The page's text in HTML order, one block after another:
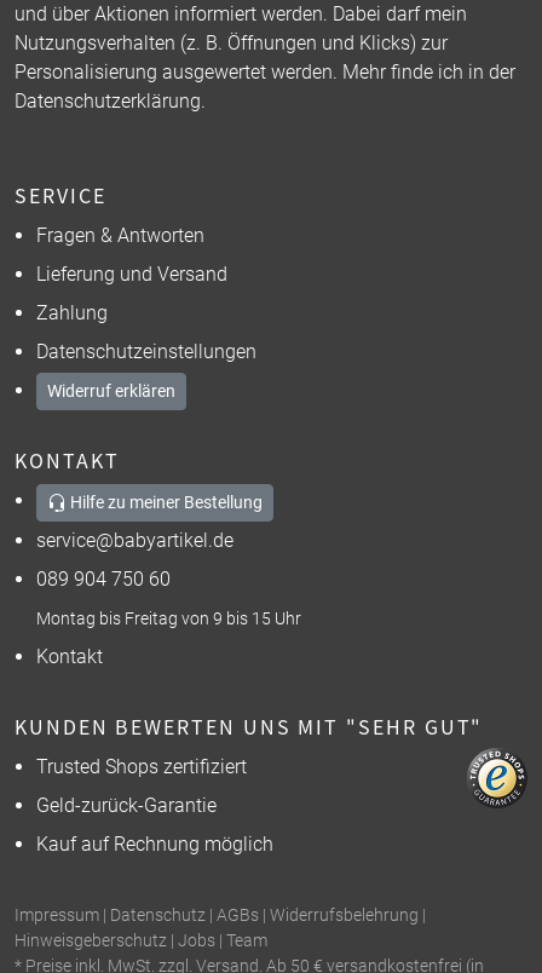
und über Aktionen informiert werden. Dabei darf mein
Nutzungsverhalten (z. B. Öffnungen und Klicks) zur
Personalisierung ausgewertet werden. Mehr finde ich in der
Datenschutzerklärung.
SERVICE
Fragen & Antworten
Lieferung und Versand
Zahlung
Datenschutzeinstellungen
Widerruf erklären
KONTAKT
Hilfe zu meiner Bestellung
service@babyartikel.de
089 904 750 60
Montag bis Freitag von 9 bis 15 Uhr
Kontakt
KUNDEN BEWERTEN UNS MIT "SEHR GUT"
Trusted Shops zertifiziert
Geld-zurück-Garantie
Kauf auf Rechnung möglich
Impressum | Datenschutz | AGBs | Widerrufsbelehrung |
Hinweisgeberschutz | Jobs | Team
* Preise inkl. MwSt. zzgl. Versand. Ab 50 € versandkostenfrei (in